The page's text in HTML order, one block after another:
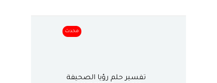
محدث
تفسير حلم رؤيا الصحيفة